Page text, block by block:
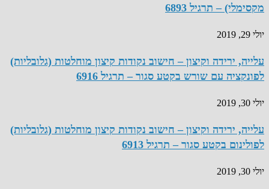
מקסימלי) – תרגיל 6893
יולי 29, 2019
עלייה, ירידה וקיצון – חישוב נקודות קיצון מוחלטות (גלובליות)
לפונקציה עם שורש בקטע סגור – תרגיל 6916
יולי 30, 2019
עלייה, ירידה וקיצון – חישוב נקודות קיצון מוחלטות (גלובליות)
לפולינום בקטע סגור – תרגיל 6913
יולי 30, 2019